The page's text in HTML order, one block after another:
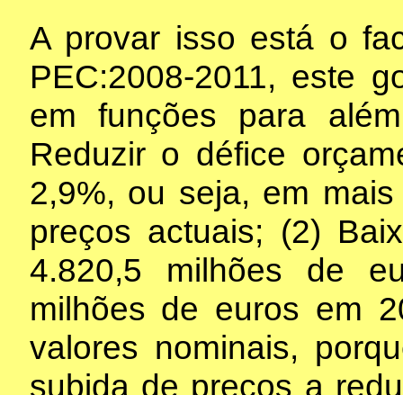
A provar isso está o
PEC:2008-2011, este
em funções para
Reduzir o défice
2,9%, ou seja, em
preços actuais; (2)
4.820,5 milhões de
milhões de euros em
valores nominais,
subida de preços a